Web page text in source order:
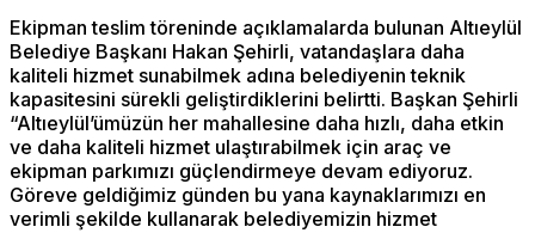
Ekipman teslim töreninde açıklamalarda bulunan Altıeylül
Belediye Başkanı Hakan Şehirli, vatandaşlara daha
kaliteli hizmet sunabilmek adına belediyenin teknik
kapasitesini sürekli geliştirdiklerini belirtti. Başkan Şehirli
“Altıeylül’ümüzün her mahallesine daha hızlı, daha etkin
ve daha kaliteli hizmet ulaştırabilmek için araç ve
ekipman parkımızı güçlendirmeye devam ediyoruz.
Göreve geldiğimiz günden bu yana kaynaklarımızı en
verimli şekilde kullanarak belediyemizin hizmet